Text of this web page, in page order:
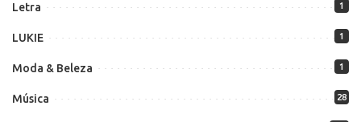
Letra 1
LUKIE 1
Moda & Beleza 1
Música 28